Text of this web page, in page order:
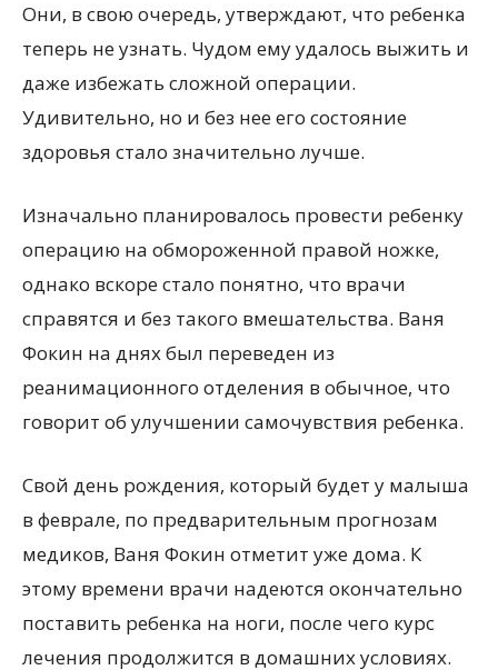
Они, в свою очередь, утверждают, что ребенка
теперь не узнать. Чудом ему удалось выжить и
даже избежать сложной операции.
Удивительно, но и без нее его состояние
здоровья стало значительно лучше.
Изначально планировалось провести ребенку
операцию на обмороженной правой ножке,
однако вскоре стало понятно, что врачи
справятся и без такого вмешательства. Ваня
Фокин на днях был переведен из
реанимационного отделения в обычное, что
говорит об улучшении самочувствия ребенка.
Свой день рождения, который будет у малыша
в феврале, по предварительным прогнозам
медиков, Ваня Фокин отметит уже дома. К
этому времени врачи надеются окончательно
поставить ребенка на ноги, после чего курс
лечения продолжится в домашних условиях.